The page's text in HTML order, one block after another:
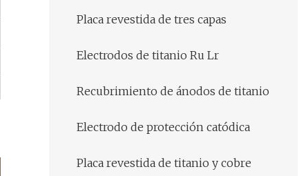
Placa revestida de tres capas
Electrodos de titanio Ru Lr
Recubrimiento de ánodos de titanio
Electrodo de protección catódica
Placa revestida de titanio y cobre